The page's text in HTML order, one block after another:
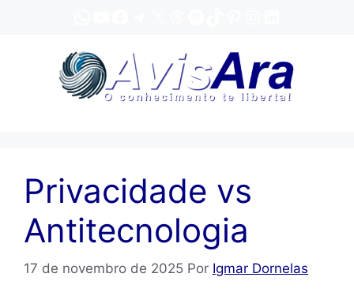
Privacidade vs
Antitecnologia
17 de novembro de 2025 Por Igmar Dornelas